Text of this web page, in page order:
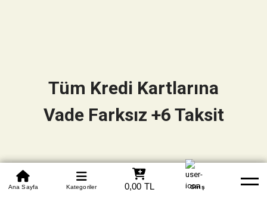
0850 305 09 70
Beden Tablosu Banka Hesapları Whatsapp Yardım
Ana Sayfa Kategoriler 0,00 TL Giriş
Tüm Kredi Kartlarına
Vade Farksız +6 Taksit